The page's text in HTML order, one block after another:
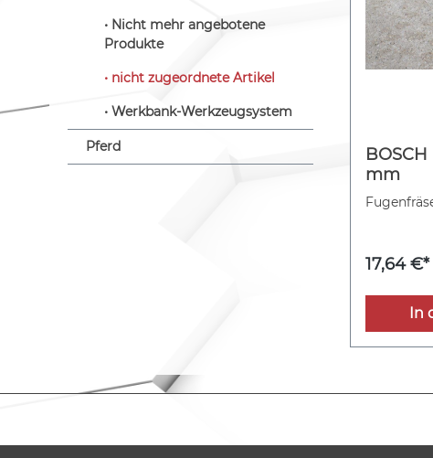
Nicht mehr angebotene
Produkte
nicht zugeordnete Artikel
Werkbank-Werkzeugsystem
Pferd
mm
17,64 €*
In